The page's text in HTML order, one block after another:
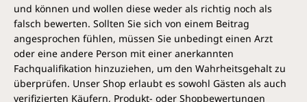
das dazu erforderliche Sonnenlicht.
Warum vegane Omega 3 + D3/K2-
Kapseln von Unimedica eine sinnvolle
Ergänzung sind
und können und wollen diese weder als richtig noch als
falsch bewerten. Sollten Sie sich von einem Beitrag
angesprochen fühlen, müssen Sie unbedingt einen Arzt
oder eine andere Person mit einer anerkannten
Fachqualifikation hinzuziehen, um den Wahrheitsgehalt zu
überprüfen. Unser Shop erlaubt es sowohl Gästen als auch
verifizierten Käufern, Produkt- oder Shopbewertungen